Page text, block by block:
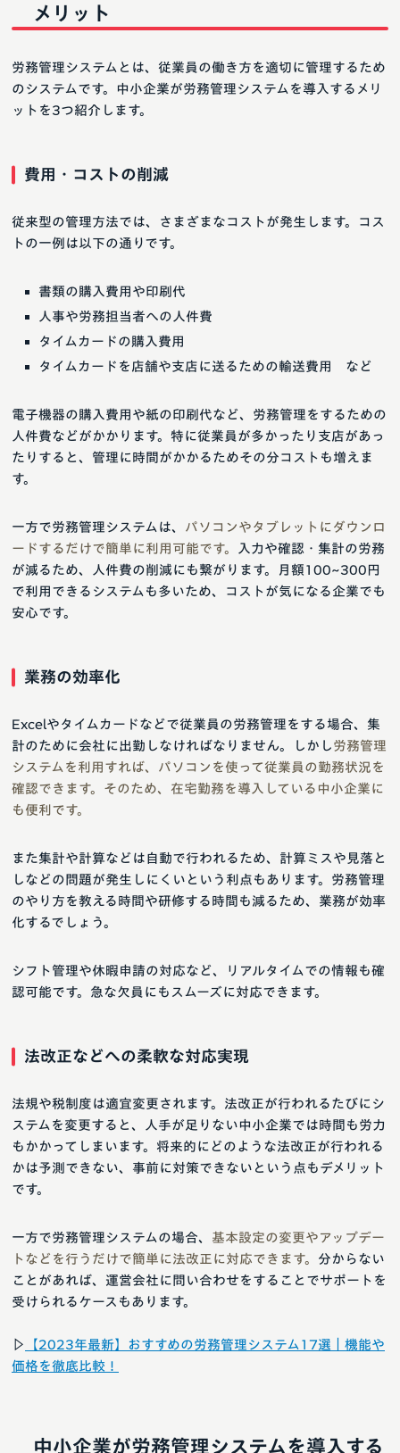
メリット
労務管理システムとは、従業員の働き方を適切に管理するため
のシステムです。中小企業が労務管理システムを導入するメリ
ットを3つ紹介します。
費用・コストの削減
従来型の管理方法では、さまざまなコストが発生します。コス
トの一例は以下の通りです。
書類の購入費用や印刷代
人事や労務担当者への人件費
タイムカードの購入費用
タイムカードを店舗や支店に送るための輸送費用 など
電子機器の購入費用や紙の印刷代など、労務管理をするための
人件費などがかかります。特に従業員が多かったり支店があっ
たりすると、管理に時間がかかるためその分コストも増えま
す。
一方で労務管理システムは、 パソコンやタブレットにダウンロ
ードするだけで簡単に利用可能です。
入力や確認・集計の労務
が減るため、人件費の削減にも繋がります。月額100~300円
で利用できるシステムも多いため、コストが気になる企業でも
安心です。
業務の効率化
Excelやタイムカードなどで従業員の労務管理をする場合、集
計のために会社に出勤しなければなりません。しかし 労務管理
システムを利用すれば、パソコンを使って従業員の勤務状況を
確認できます。そのため、在宅勤務を導入している中小企業に
も便利です。
また集計や計算などは自動で行われるため、計算ミスや見落と
しなどの問題が発生しにくいという利点もあります。労務管理
のやり方を教える時間や研修する時間も減るため、業務が効率
化するでしょう。
シフト管理や休暇申請の対応など、リアルタイムでの情報も確
認可能です。急な欠員にもスムーズに対応できます。
法改正などへの柔軟な対応実現
法規や税制度は適宜変更されます。法改正が行われるたびにシ
ステムを変更すると、人手が足りない中小企業では時間も労力
もかかってしまいます。将来的にどのような法改正が行われる
かは予測できない、事前に対策できないという点もデメリット
です。
一方で労務管理システムの場合、 基本設定の変更やアップデー
トなどを行うだけで簡単に法改正に対応できます。 分からない
ことがあれば、運営会社に問い合わせをすることでサポートを
受けられるケースもあります。
▷
【2023年最新】おすすめの労務管理システム17選｜機能や
価格を徹底比較！
中小企業が労務管理システムを導入する